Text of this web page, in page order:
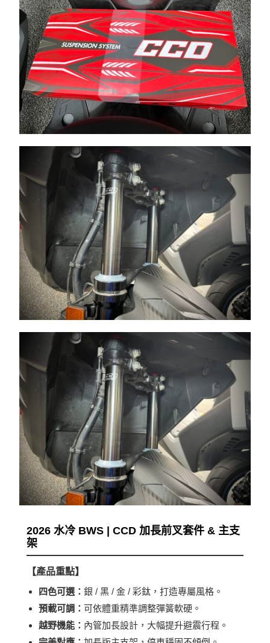
2026 水冷 BWS | CCD 加長前叉套件 & 主支
架
【產品重點】
四色可選：銀 / 黑 / 金 / 彩鈦，打造專屬風格。
預載可調：可依體重精準調整彈簧軟硬。
越野機能： 內管加長設計，大幅提升避震行程。